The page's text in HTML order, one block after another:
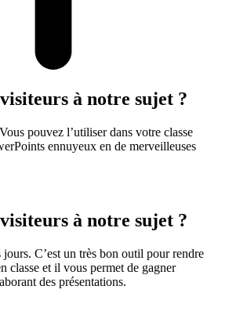
à notre sujet ?
pouvez l’utiliser dans votre classe
ennuyeux en de merveilleuses
à notre sujet ?
jours. C’est un très bon outil pour rendre
classe et il vous permet de gagner
des présentations.